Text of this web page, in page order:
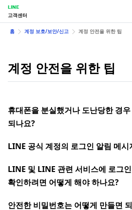
LINE
고객센터
홈 계정 보호/보안/신고 계정 안전을 위한 팁
계정 안전을 위한 팁
휴대폰을 분실했거나 도난당한 경
되나요?
LINE 공식 계정의 로그인 알림 메시
LINE 및 LINE 관련 서비스에 로그
확인하려면 어떻게 해야 하나요?
안전한 비밀번호는 어떻게 만들면